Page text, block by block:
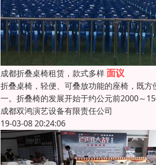
成都折叠桌椅租赁，款式多样面议
折叠桌椅，轻便、可叠放功能的座椅，既
一。折叠椅的发展开始于约公元前2000～
成都双鸿演艺设备有限责任公司
19-03-08 20:24:06